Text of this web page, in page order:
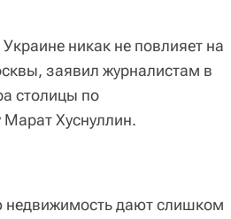
никак не повлияет на
заявил журналистам в
столицы по
Марат Хуснуллин.
недвижимость дают слишком